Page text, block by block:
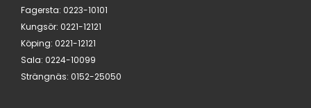
Fagersta: 0223-10101
Kungsör: 0221-12121
Köping: 0221-12121
Sala: 0224-10099
Strängnäs: 0152-25050